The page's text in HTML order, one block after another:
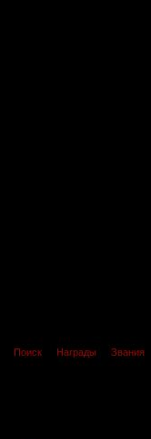
Поиск Награды Звания